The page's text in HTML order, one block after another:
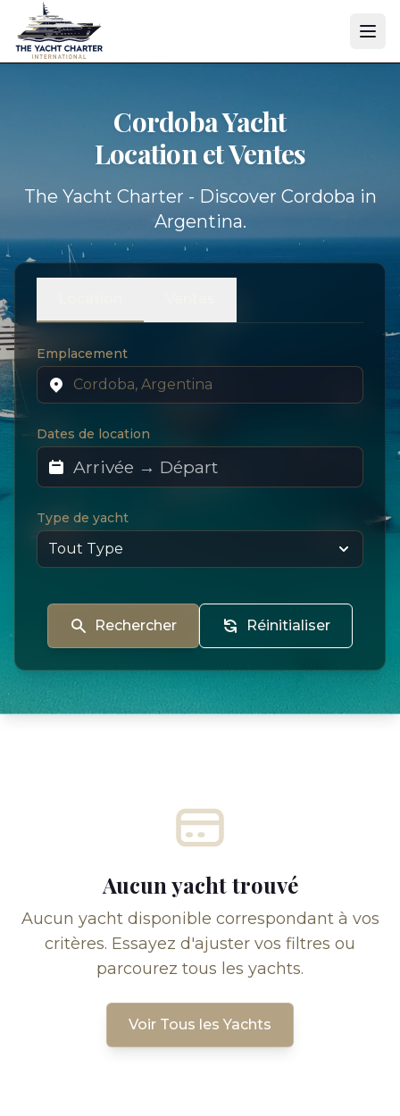
Cordoba Yacht
Location et Ventes
The Yacht Charter - Discover Cordoba in
Argentina.
Emplacement
Dates de location
Type de yacht
Rechercher Réinitialiser
Aucun yacht trouvé
Aucun yacht disponible correspondant à vos
critères. Essayez d'ajuster vos filtres ou
parcourez tous les yachts.
Voir Tous les Yachts